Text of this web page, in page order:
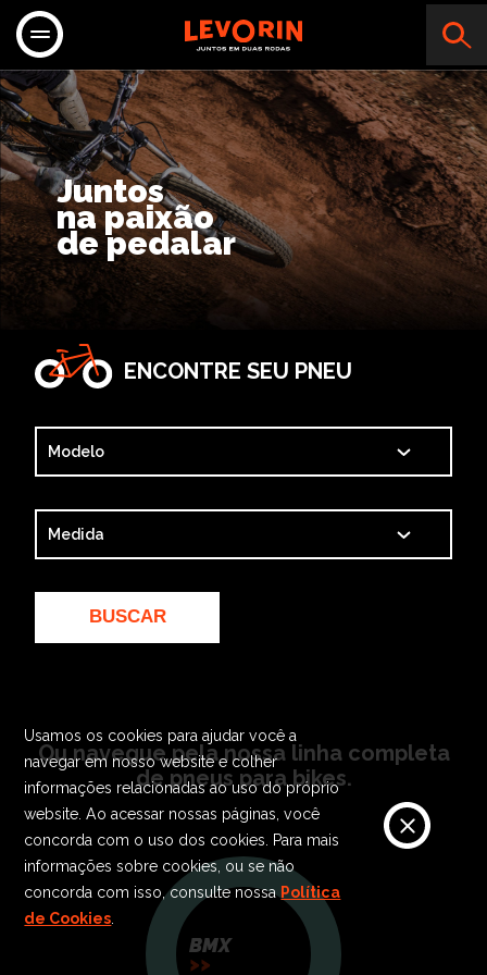
Bike
Juntos
na paixão
de pedalar
ENCONTRE SEU PNEU
BUSCAR
Ou navegue pela nossa linha completa
de pneus para bikes.
BMX
Usamos os cookies para ajudar você a
navegar em nosso website e colher
informações relacionadas ao uso do próprio
website. Ao acessar nossas páginas, você
concorda com o uso dos cookies. Para mais
informações sobre cookies, ou se não
concorda com isso, consulte nossa Política
de Cookies